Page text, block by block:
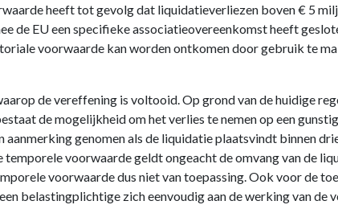
heeft tot gevolg dat liquidatieverliezen boven € 5
de EU een specifieke associatieovereenkomst heeft
voorwaarde kan worden ontkomen door gebruik te
de vereffening is voltooid. Op grond van de huidige
de mogelijkheid om het verlies te nemen op een
genomen als de liquidatie plaatsvindt binnen
voorwaarde geldt ongeacht de omvang van de
voorwaarde dus niet van toepassing. Ook voor de
belastingplichtige zich eenvoudig aan de werking van de